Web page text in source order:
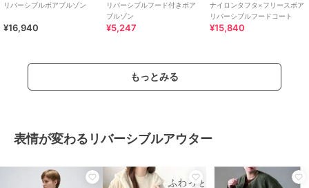
リバーシブルボアブルゾン
¥16,940
リバーシブルフード付きボア
ブルゾン
¥5,247
ナイロンタフタ×フリースボア
リバーシブルフードコート
¥15,840
もっとみる
表情が変わるリバーシブルアウター